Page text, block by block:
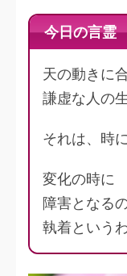
今日の言霊
天の動きに
謙虚な人の
それは、時
変化の時に
障害となる
執着という